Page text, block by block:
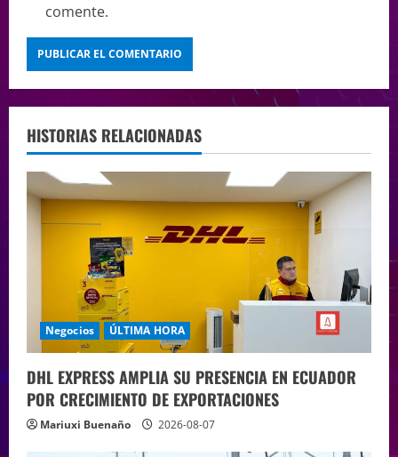
comente.
HISTORIAS RELACIONADAS
Negocios ÚLTIMA HORA
DHL EXPRESS AMPLIA SU PRESENCIA EN ECUADOR
POR CRECIMIENTO DE EXPORTACIONES
Mariuxi Buenaño 2026-08-07